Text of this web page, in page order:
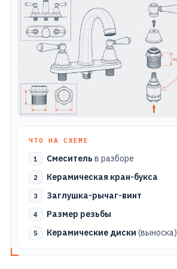
ЧТО НА СХЕМЕ
Смеситель в разборе
Керамическая кран-букса
Заглушка-рычаг-винт
Размер резьбы
Керамические диски (выноска)